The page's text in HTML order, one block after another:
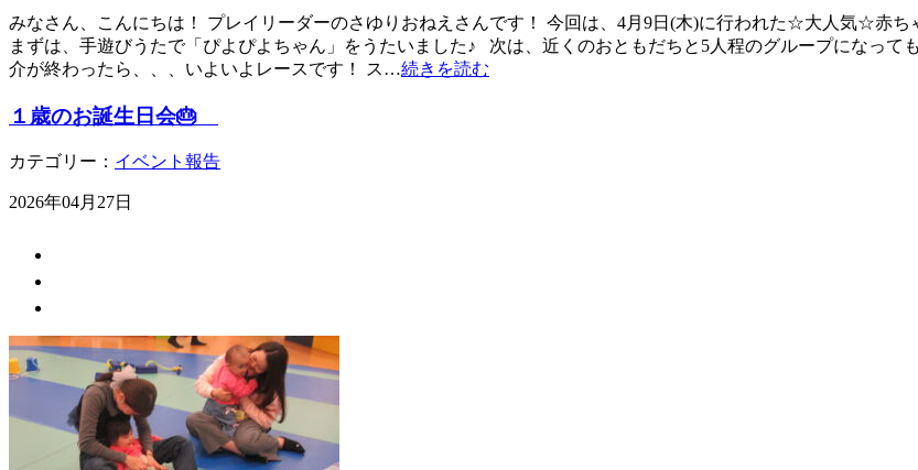
みなさん、こんにちは！ プレイリーダーのさゆりおねえさんです！ 今回は、4月9日(木)に行われた☆大人気☆赤ち
まずは、手遊びうたで「ぴよぴよちゃん」をうたいました♪ 次は、近くのおともだちと5人程のグループになっ
介が終わったら、、、いよいよレースです！ ス…続きを読む
１歳のお誕生日会🎂
カテゴリー： イベント報告
2026年04月27日